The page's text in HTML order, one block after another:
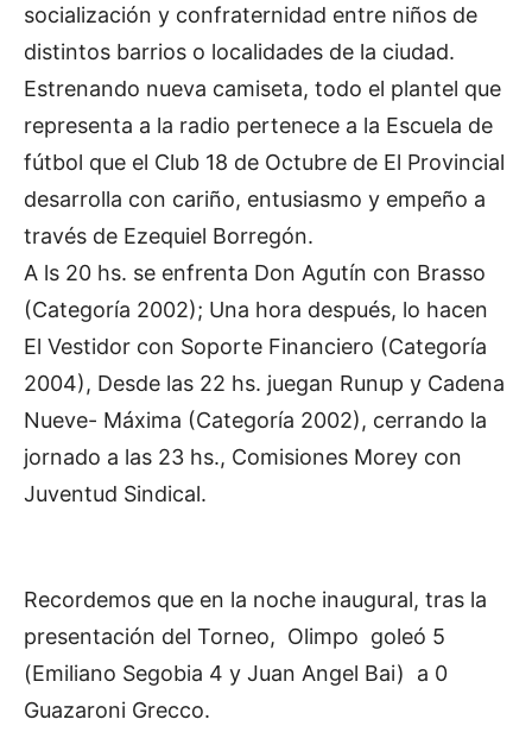
socialización y confraternidad entre niños de
distintos barrios o localidades de la ciudad.
Estrenando nueva camiseta, todo el plantel que
representa a la radio pertenece a la Escuela de
fútbol que el Club 18 de Octubre de El Provincial
desarrolla con cariño, entusiasmo y empeño a
través de Ezequiel Borregón.
A ls 20 hs. se enfrenta Don Agutín con Brasso
(Categoría 2002); Una hora después, lo hacen
El Vestidor con Soporte Financiero (Categoría
2004), Desde las 22 hs. juegan Runup y Cadena
Nueve- Máxima (Categoría 2002), cerrando la
jornado a las 23 hs., Comisiones Morey con
Juventud Sindical.
Recordemos que en la noche inaugural, tras la
presentación del Torneo, Olimpo goleó 5
(Emiliano Segobia 4 y Juan Angel Bai) a 0
Guazaroni Grecco.